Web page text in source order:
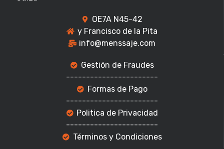
OE7A N45-42
y Francisco de la Pita
info@menssaje.com
Gestión de Fraudes
-----------------------
Formas de Pago
-----------------------
Politica de Privacidad
-----------------------
Términos y Condiciones